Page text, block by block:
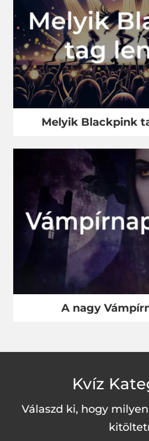
Melyik Blackpink
A nagy
Kvíz
Válaszd ki, hogy